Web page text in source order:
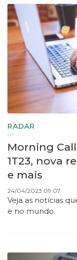
RADAR
Morning
1T23, nova
e mais
24/04/2023 09:07
Veja as notícias
e no mundo.